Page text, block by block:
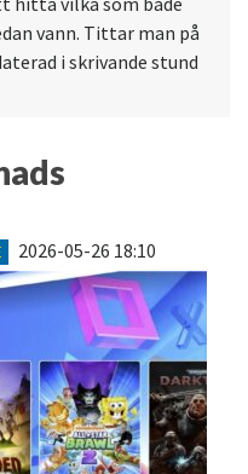
vann. Tittar man på
i skrivande stund
2026-05-26 18:10